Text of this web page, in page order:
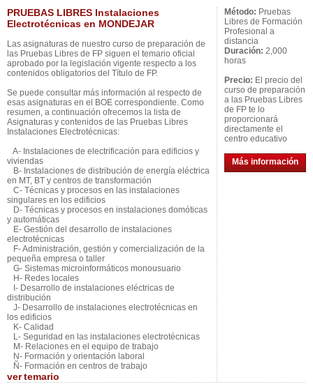
PRUEBAS LIBRES Instalaciones
Electrotécnicas en MONDEJAR
Las asignaturas de nuestro curso de preparación de
las Pruebas Libres de FP siguen el temario oficial
aprobado por la legislación vigente respecto a los
contenidos obligatorios del Título de FP.
Se puede consultar más información al respecto de
esas asignaturas en el BOE correspondiente. Como
resumen, a continuación ofrecemos la lista de
Asignaturas y contenidos de las Pruebas Libres
Instalaciones Electrotécnicas:
A- Instalaciones de electrificación para edificios y
viviendas
B- Instalaciones de distribución de energía eléctrica
en MT, BT y centros de transformación
C- Técnicas y procesos en las instalaciones
singulares en los edificios
D- Técnicas y procesos en instalaciones domóticas
y automáticas
E- Gestión del desarrollo de instalaciones
electrotécnicas
F- Administración, gestión y comercialización de la
pequeña empresa o taller
G- Sistemas microinformáticos monousuario
H- Redes locales
I- Desarrollo de instalaciones eléctricas de
distribución
J- Desarrollo de instalaciones electrotécnicas en
los edificios
K- Calidad
L- Seguridad en las instalaciones electrotécnicas
M- Relaciones en el equipo de trabajo
N- Formación y orientación laboral
Ñ- Formación en centros de trabajo
vertemario
Método: Pruebas
Libres de Formación
Profesional a
distancia
Duración: 2,000
horas
Precio: El precio del
curso de preparación
a las Pruebas Libres
de FP te lo
proporcionará
directamente el
centro educativo
Más información